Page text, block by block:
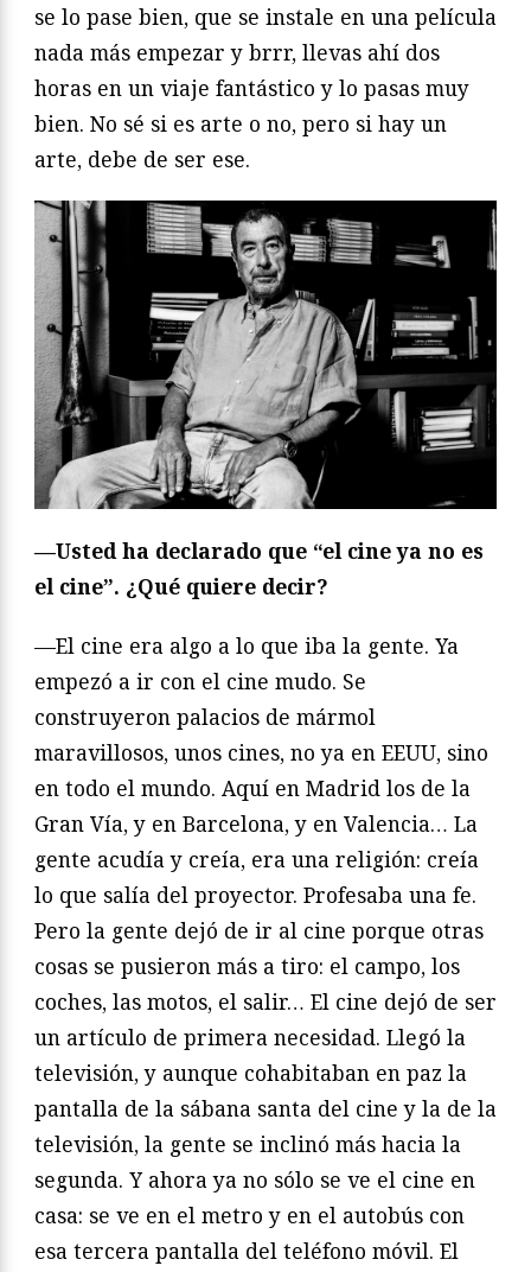
se lo pase bien, que se instale en una película
nada más empezar y brrr, llevas ahí dos
horas en un viaje fantástico y lo pasas muy
bien. No sé si es arte o no, pero si hay un
arte, debe de ser ese.
—Usted ha declarado que “el cine ya no es
el cine”. ¿Qué quiere decir?
—El cine era algo a lo que iba la gente. Ya
empezó a ir con el cine mudo. Se
construyeron palacios de mármol
maravillosos, unos cines, no ya en EEUU, sino
en todo el mundo. Aquí en Madrid los de la
Gran Vía, y en Barcelona, y en Valencia… La
gente acudía y creía, era una religión: creía
lo que salía del proyector. Profesaba una fe.
Pero la gente dejó de ir al cine porque otras
cosas se pusieron más a tiro: el campo, los
coches, las motos, el salir… El cine dejó de ser
un artículo de primera necesidad. Llegó la
televisión, y aunque cohabitaban en paz la
pantalla de la sábana santa del cine y la de la
televisión, la gente se inclinó más hacia la
segunda. Y ahora ya no sólo se ve el cine en
casa: se ve en el metro y en el autobús con
esa tercera pantalla del teléfono móvil. El